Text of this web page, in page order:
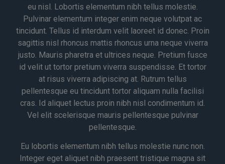
eu nisl. Lobortis elementum nibh tellus molestie.
Pulvinar elementum integer enim neque volutpat ac
tincidunt. Tellus id interdum velit laoreet id donec. Proin
sagittis nisl rhoncus mattis rhoncus urna neque viverra
justo. Mauris pharetra et ultrices neque. Pretium fusce
id velit ut tortor pretium viverra suspendisse. Et tortor
at risus viverra adipiscing at. Rutrum tellus
pellentesque eu tincidunt tortor aliquam nulla facilisi
cras. Id aliquet lectus proin nibh nisl condimentum id.
Vel elit scelerisque mauris pellentesque pulvinar
pellentesque.
Eu lobortis elementum nibh tellus molestie nunc non.
Integer eget aliquet nibh praesent tristique magna sit